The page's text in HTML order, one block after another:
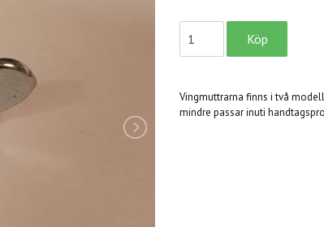
Vingmuttrarna finns i två
mindre passar inuti